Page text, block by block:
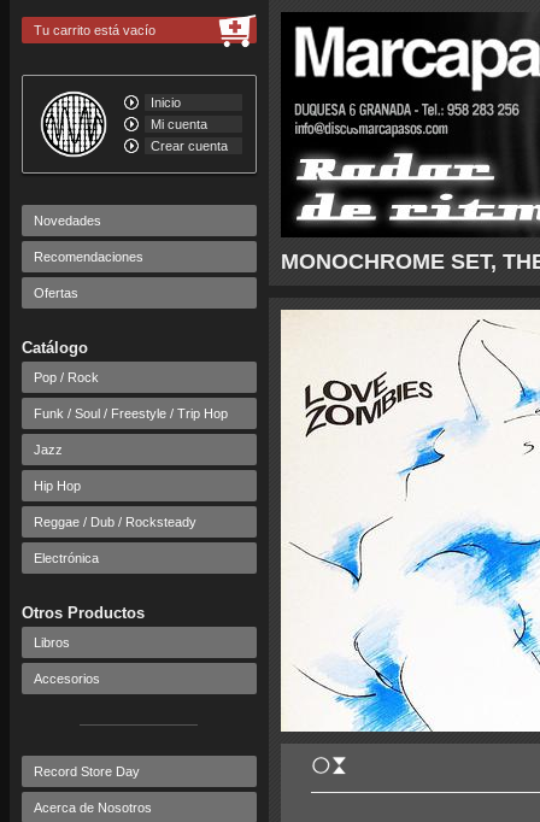
MONOCHROME SET,
Tu carrito está vacío
Inicio
Mi cuenta
Crear cuenta
Novedades
Recomendaciones
Ofertas
Catálogo
Pop / Rock
Funk / Soul / Freestyle / Trip Hop
Jazz
Hip Hop
Reggae / Dub / Rocksteady
Electrónica
Otros Productos
Libros
Accesorios
Record Store Day
Acerca de Nosotros